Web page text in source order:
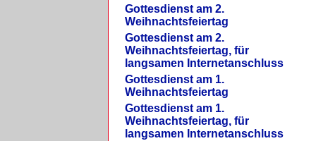
Gottesdienst am 2.
Weihnachtsfeiertag
Gottesdienst am 2.
Weihnachtsfeiertag, für
langsamen Internetanschluss
Gottesdienst am 1.
Weihnachtsfeiertag
Gottesdienst am 1.
Weihnachtsfeiertag, für
langsamen Internetanschluss